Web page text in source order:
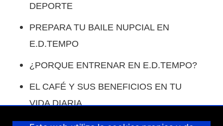
DEPORTE
PREPARA TU BAILE NUPCIAL EN
E.D.TEMPO
¿PORQUE ENTRENAR EN E.D.TEMPO?
EL CAFÉ Y SUS BENEFICIOS EN TU
VIDA DIARIA.